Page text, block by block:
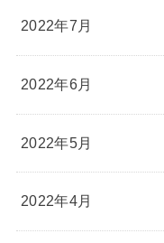
2022年7月
2022年6月
2022年5月
2022年4月